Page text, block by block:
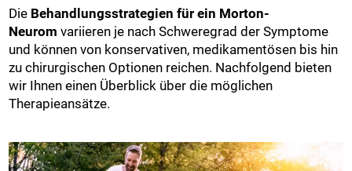
Die Behandlungsstrategien für ein Morton-
Neurom variieren je nach Schweregrad der Symptome
und können von konservativen, medikamentösen bis hin
zu chirurgischen Optionen reichen. Nachfolgend bieten
wir Ihnen einen Überblick über die möglichen
Therapieansätze.